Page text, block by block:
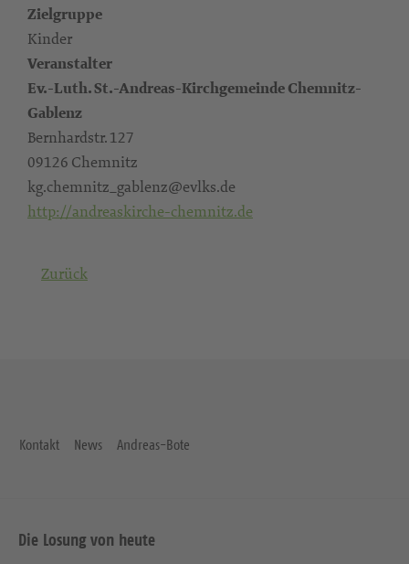
Zielgruppe
Kinder
Veranstalter
Ev.-Luth. St.-Andreas-Kirchgemeinde Chemnitz-
Gablenz
Bernhardstr. 127
09126 Chemnitz
kg.chemnitz_gablenz@evlks.de
http://andreaskirche-chemnitz.de
Zurück
Kontakt News Andreas-Bote
Die Losung von heute